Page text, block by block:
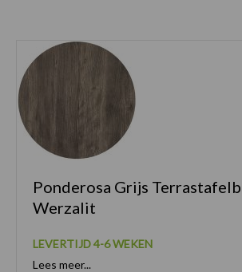
Ponderosa Grijs
Werzalit
LEVERTIJD 4-6 WEKEN
Lees meer...